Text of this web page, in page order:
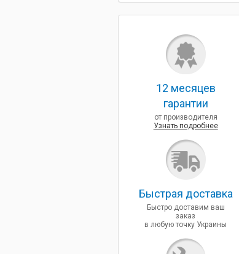
12 месяцев
гарантии
от производителя
Узнать подробнее
Быcтрая доставка
Быстро доставим ваш
заказ
в любую точку Украины